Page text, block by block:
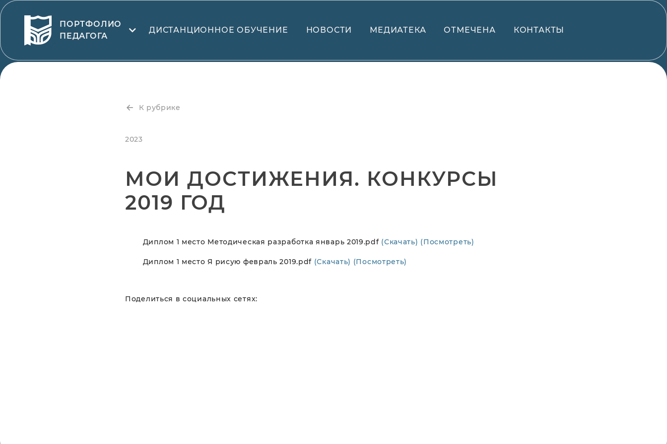
ПОРТФОЛИО
ПЕДАГОГА
ДИСТАНЦИОННОЕ ОБУЧЕНИЕ НОВОСТИ МЕДИАТЕКА ОТМЕЧЕНА КОНТАКТЫ
К рубрике
2023
МОИ ДОСТИЖЕНИЯ. КОНКУРСЫ
2019 ГОД
Диплом 1 место Методическая разработка январь 2019.pdf (Скачать) (Посмотреть)
Диплом 1 место Я рисую февраль 2019.pdf (Скачать) (Посмотреть)
Поделиться в социальных сетях: